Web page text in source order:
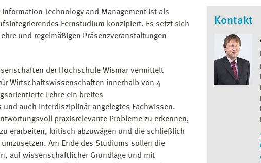
Information Technology and Management ist als
Fernstudium konzipiert. Es setzt sich
und regelmäßigen Präsenzveranstaltungen
der Hochschule Wismar vermittelt
Wirtschaftswissenschaften innerhalb von 4
Lehre ein breites
auch interdisziplinär angelegtes Fachwissen.
praxisrelevante Probleme zu erkennen,
erarbeiten, kritisch abzuwägen und die schließlich
Am Ende des Studiums sollen die
auf wissenschaftlicher Grundlage und mit
Kontakt